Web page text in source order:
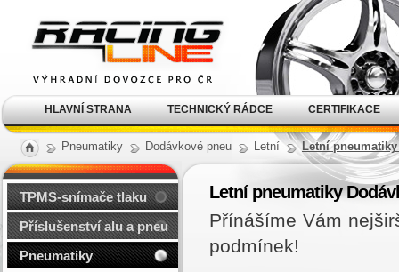
Pneumatiky Dodávkové pneu Letní Letní pneumatiky
Letní pneumatiky
Přínášíme Vám
podmínek!
TPMS-snímače tlaku
Příslušenství alu a pneu
Pneumatiky
kola Racing Line
HLAVNÍ STRANA TECHNICKÝ RÁDCE CERTIFIKACE